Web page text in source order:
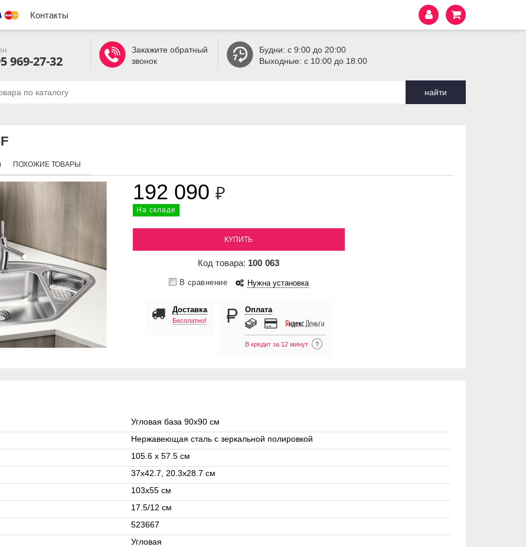
Контакты
969-27-32
Закажите обратный
звонок
Будни: с 9:00 до 20:00
Выходные: с 10:00 до 18:00
найти
ПОХОЖИЕ ТОВАРЫ
192 090 ₽
На складе
КУПИТЬ
Код товара: 100 063
В сравнение Нужна установка
Доставка
Бесплатно!
Оплата
В кредит за 12 минут ?
Угловая база 90x90 см
Нержавеющая сталь с зеркальной полировкой
105.6 x 57.5 см
37x42.7, 20.3x28.7 см
103x55 см
17.5/12 см
523667
Угловая